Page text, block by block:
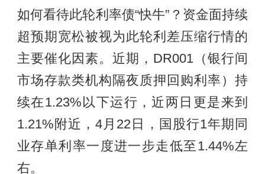
如何看待此轮利率债“快牛”？资金面持续
超预期宽松被视为此轮利差压缩行情的
主要催化因素。近期，DR001（银行间
市场存款类机构隔夜质押回购利率）持
续在1.23%以下运行，近两日更是来到
1.21%附近，4月22日，国股行1年期同
业存单利率一度进一步走低至1.44%左
右。